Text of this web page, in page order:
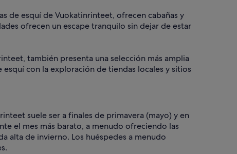
de esquí de Vuokatinrinteet, ofrecen cabañas y
ofrecen un escape tranquilo sin dejar de estar
también presenta una selección más amplia
con la exploración de tiendas locales y sitios
suele ser a finales de primavera (mayo) y en
el mes más barato, a menudo ofreciendo las
alta de invierno. Los huéspedes a menudo